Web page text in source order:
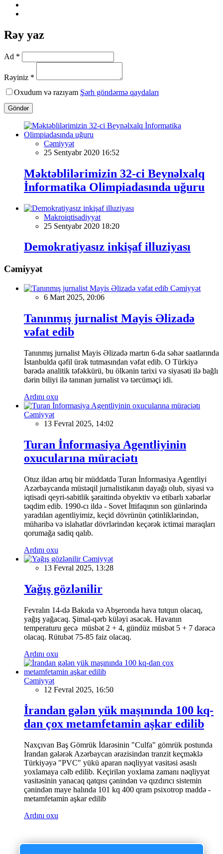
Rəy yaz
Ad *
Rəyiniz *
Oxudum və razıyam Şərh göndərmə qaydaları
Göndər
Cəmiyyət
25 Sentyabr 2020 16:52
Məktəblilərimizin 32-ci Beynəlxalq
İnformatika Olimpiadasında uğuru
Makroiqtisadiyyat
25 Sentyabr 2020 18:20
Demokratiyasız inkişaf illuziyası
Cəmiyyət
Cəmiyyət
6 Mart 2025, 20:06
Tanınmış jurnalist Mayis Əlizadə
vəfat edib
Tanınmış jurnalist Mayis Əlizadə martın 6-da səhər saatlarında
İstanbulda qəfil ürək tutmasından vəfat edib. O Türkiyə
barədə analitik təfəkkürü, bu ölkənin tarixi və siyasəti ilə bağlı
dərin biliyi ilə tanınan jurnalist və tərcüməçi idi.
Ardını oxu
Cəmiyyət
13 Fevral 2025, 14:02
Turan İnformasiya Agentliyinin
oxucularına müraciətı
Otuz ildən artıq bir müddətdə Turan İnformasiya Agentliyi
Azərbaycanda müstəqil jurnalistikanın dayağı olub, siyasi və
iqtisadi qeyri-sabitlik şəraitində obyektiv və etibarlı xəbərlər
təqdim edib. 1990-cı ildə - Sovet İttifaqının son günlərində
yaradılan agentliyimiz, keçid dövrünün çətinliklərindən,
müharibə və islahatlar dövrlərindən keçərək ictimai maraqları
qorumağa sadiq qalıb.
Ardını oxu
Cəmiyyət
13 Fevral 2025, 13:28
Yağış gözlənilir
Fevralın 14-də Bakıda və Abşeronda hava tutqun olacaq,
yağış yağacaq. Şimal-qərb küləyi əsəcək. Havanın
temperaturu gecə müsbət 2 + 4, gündüz müsbət 5 + 7 dərəcə
olacaq. Rütubət 75-85 faiz olacaq.
Ardını oxu
Cəmiyyət
12 Fevral 2025, 16:50
İrandan gələn yük maşınında 100 kq-
dan çox metamfetamin aşkar edilib
Naxçıvan Baş Gömrük İdarəsinin "Culfa" gömrük postunda
İrandan gələrək Azərbaycan ərazisindən tranzit keçməklə
Türkiyəyə "PVC" yükü aparan nəqliyyat vasitəsi əsaslı
yoxlamaya cəlb edilib. Keçirilən yoxlama zamanı nəqliyyat
vasitəsinin yanacaq qatqısı çənindən və qızdırıcı sistemin
çənindən maye halında 101 kq 400 qram psixotrop maddə -
metamfetamin aşkar edilib
Ardını oxu